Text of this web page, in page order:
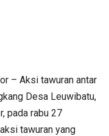
– Aksi tawuran antar
Desa Leuwibatu,
pada rabu 27
tawuran yang